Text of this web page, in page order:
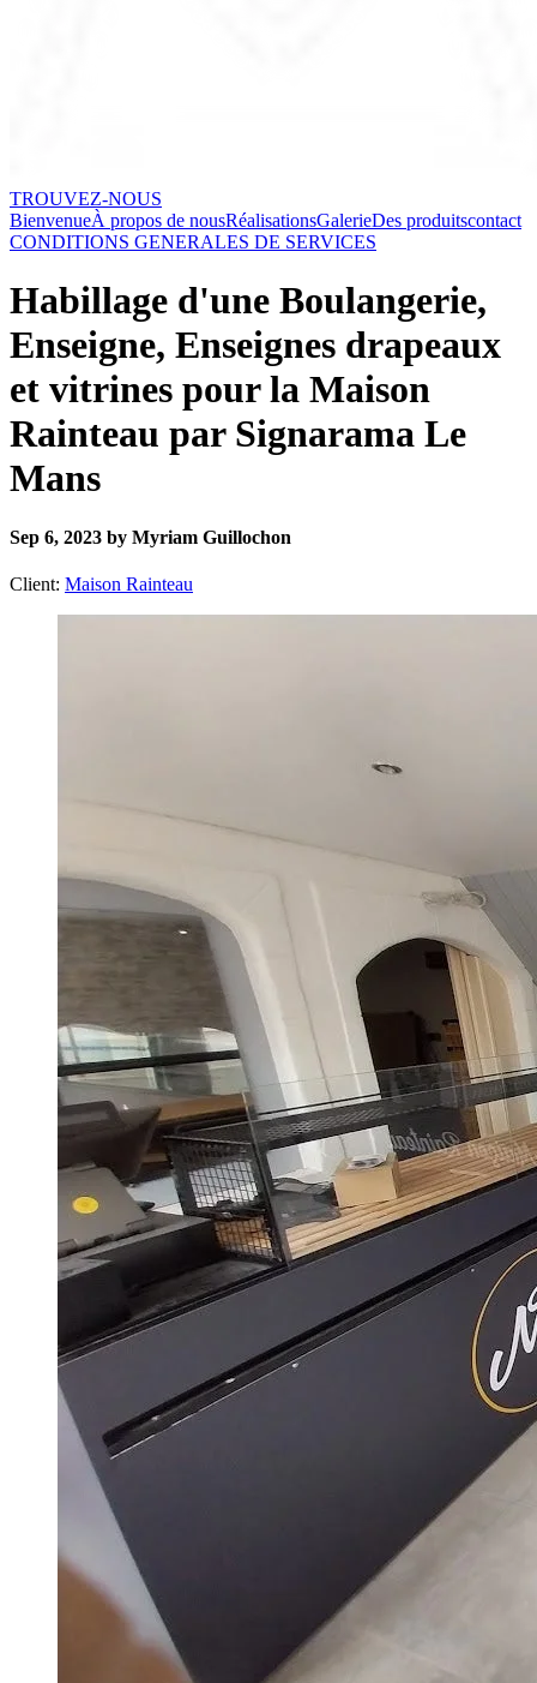
TROUVEZ-NOUS
BienvenueÀ propos de nousRéalisationsGalerieDes produitscontact
CONDITIONS GENERALES DE SERVICES
Habillage d'une Boulangerie,
Enseigne, Enseignes drapeaux
et vitrines pour la Maison
Rainteau par Signarama Le
Mans
Sep 6, 2023 by Myriam Guillochon
Client: Maison Rainteau